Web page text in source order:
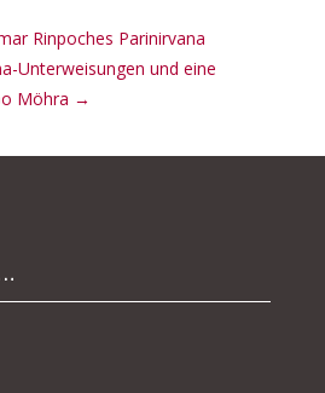
Rinpoches Parinirvana
Unterweisungen und eine
Möhra →